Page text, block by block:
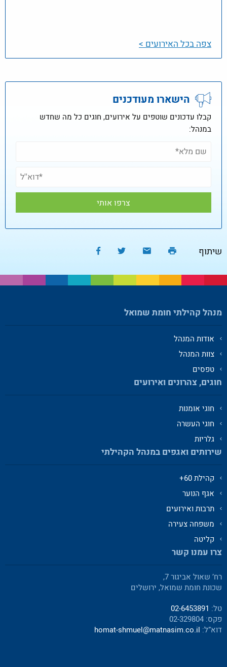
צפה בכל האירועים >
הישארו מעודכנים
קבלו עדכונים שוטפים על אירועים, חוגים כל מה שחדש
במנהל:
שיתוף
מנהל קהילתי חומת שמואל
אודות המנהל
צוות המנהל
טפסים
חוגים, צהרונים ואירועים
חוגי אומנות
חוגי העשרה
גלריות
שירותים ואגפים במנהל הקהילתי
קהילת 60+
אגף הנוער
תרבות ואירועים
משפחה צעירה
קליטה
צרו עמנו קשר
רח’ שאול אביגור 7,
שכונת חומת שמואל, ירושלים
טל: 02-6453891
פקס: 02-329804
דוא”ל: homat-shmuel@matnasim.co.il